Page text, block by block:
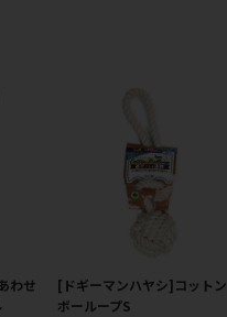
わせ
[ドギーマンハヤシ]コットン
ボーループS